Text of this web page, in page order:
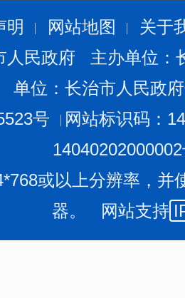
明 网站地图
关于
人民政府 主办单位
单位：长治市人民政
号
网站标识码：
或以上分辨率，并
器。 网站支持